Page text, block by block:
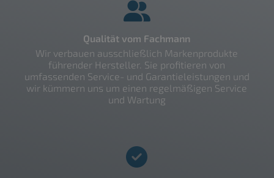
Qualität vom Fachmann
Wir verbauen ausschließlich Markenprodukte
führender Hersteller. Sie profitieren von
umfassenden Service- und Garantieleistungen und
wir kümmern uns um einen regelmäßigen Service
und Wartung